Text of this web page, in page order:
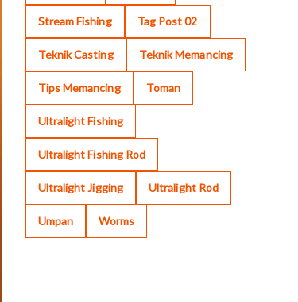
Stream Fishing Tag Post 02
Teknik Casting Teknik Memancing
Tips Memancing Toman
Ultralight Fishing
Ultralight Fishing Rod
Ultralight Jigging Ultralight Rod
Umpan Worms